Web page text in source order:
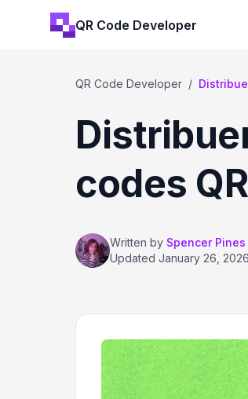
QR Code Developer
QR Code Developer /
codes QR
Written by Spencer Pines
Updated January 26, 2026